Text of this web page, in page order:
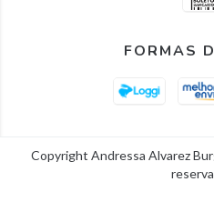
FORMAS
Copyright Andressa Alvarez